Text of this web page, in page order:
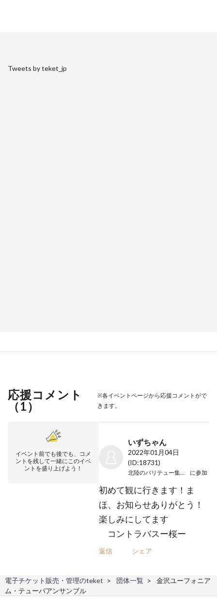
Tweets by teket_jp
応援コメント
（1）
※各イベントページから応援コメントがで
きます。
イベント前でも後でも、コメ
ントを残して一緒にこのイベ
ントを盛り上げよう！
いずちゃん
2022年01月04日
(ID:18731)
に参加
初めて観に行きます！ま
ほ、お知らせありがとう！
楽しみにしてます
コントラバスー桜ー
返信 シェア
電子チケット販売・管理のteket 団体一覧
金沢ユーフォニア
ム・テューバアンサンブル